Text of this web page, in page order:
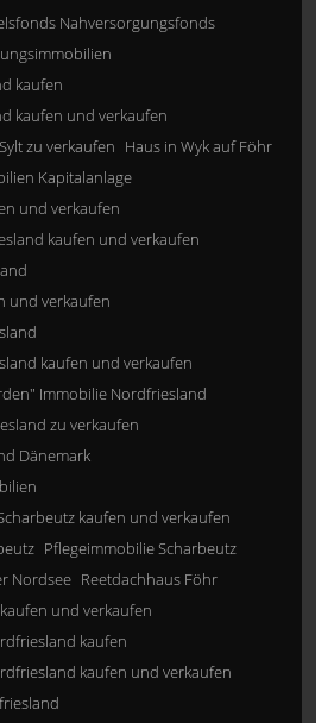
Nahversorgungsfonds
kaufen
kaufen und verkaufen
zu verkaufen Haus in Wyk auf Föhr
Kapitalanlage
und verkaufen
kaufen und verkaufen
und verkaufen
kaufen und verkaufen
Immobilie Nordfriesland
zu verkaufen
Dänemark
kaufen und verkaufen
Pflegeimmobilie Scharbeutz
Nordsee Reetdachhaus Föhr
und verkaufen
kaufen
kaufen und verkaufen